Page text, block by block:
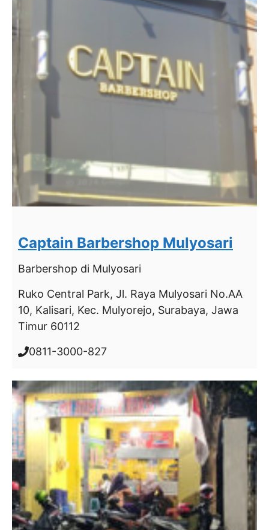
Captain Barbershop Mulyosari
Barbershop di Mulyosari
Ruko Central Park, Jl. Raya Mulyosari No.AA
10, Kalisari, Kec. Mulyorejo, Surabaya, Jawa
Timur 60112
0811-3000-827